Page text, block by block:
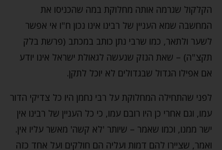
הקלקול שגרמה אותה מחלוקת במה שהכניסו את
המחשבה שמא העניין של רבינו אינו נכון ח"ו אי אפשר
לשער ולתאר, כמו שרבי נתן כותב במכתב (פרשת בלק
תקצ"ה) – שאת הנזק שנעשה לגאולת ישראל אינו יודע
אם אפילו הגדול שבגדולים לא יוכל לתקן.
לפני שהתחילה המחלוקת על רבי נחמן היו כל צדיקי הדור
עמו, וגם אחרי כן היו רובם עמו, כי כל העניין של רבינו אין
ישר ממנו, וכמו שאמר – שיותר 'לא קשה' מאשר עליו אין.
ואמר, שציירו להם דמות ועליה הם חולקים ועל אחד כזה